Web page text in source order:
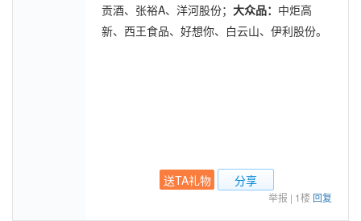
贡酒、张裕A、洋河股份； 大众品： 中炬高
新、西王食品、好想你、白云山、伊利股份。
送TA礼物 分享
举报 | 1楼 回复